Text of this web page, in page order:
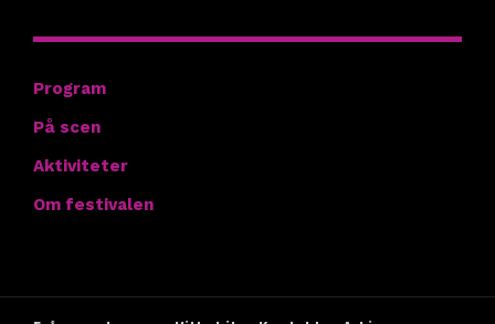
Program
På scen
Aktiviteter
Om festivalen